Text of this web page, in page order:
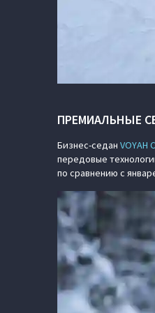
ПРЕМИАЛЬНЫЕ
Бизнес-седан VOYAH
передовые
по сравнению с